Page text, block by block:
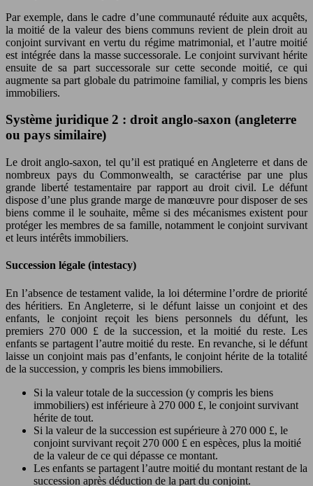
Par exemple, dans le cadre d’une communauté réduite aux acquêts,
la moitié de la valeur des biens communs revient de plein droit au
conjoint survivant en vertu du régime matrimonial, et l’autre moitié
est intégrée dans la masse successorale. Le conjoint survivant hérite
ensuite de sa part successorale sur cette seconde moitié, ce qui
augmente sa part globale du patrimoine familial, y compris les biens
immobiliers.
Système juridique 2 : droit anglo-saxon (angleterre
ou pays similaire)
Le droit anglo-saxon, tel qu’il est pratiqué en Angleterre et dans de
nombreux pays du Commonwealth, se caractérise par une plus
grande liberté testamentaire par rapport au droit civil. Le défunt
dispose d’une plus grande marge de manœuvre pour disposer de ses
biens comme il le souhaite, même si des mécanismes existent pour
protéger les membres de sa famille, notamment le conjoint survivant
et leurs intérêts immobiliers.
Succession légale (intestacy)
En l’absence de testament valide, la loi détermine l’ordre de priorité
des héritiers. En Angleterre, si le défunt laisse un conjoint et des
enfants, le conjoint reçoit les biens personnels du défunt, les
premiers 270 000 £ de la succession, et la moitié du reste. Les
enfants se partagent l’autre moitié du reste. En revanche, si le défunt
laisse un conjoint mais pas d’enfants, le conjoint hérite de la totalité
de la succession, y compris les biens immobiliers.
Si la valeur totale de la succession (y compris les biens
immobiliers) est inférieure à 270 000 £, le conjoint survivant
hérite de tout.
Si la valeur de la succession est supérieure à 270 000 £, le
conjoint survivant reçoit 270 000 £ en espèces, plus la moitié
de la valeur de ce qui dépasse ce montant.
Les enfants se partagent l’autre moitié du montant restant de la
succession après déduction de la part du conjoint.